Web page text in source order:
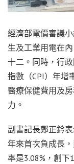
經濟部電價審議
生及工業用電在
十二。同時，行
指數（CPI）年增
醫療保健費用及
力。
副書記長鄭正鈐
年來首次負成長
率是3.08%，創